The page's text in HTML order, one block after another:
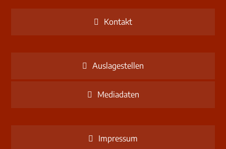
Kontakt
Auslagestellen
Mediadaten
Impressum